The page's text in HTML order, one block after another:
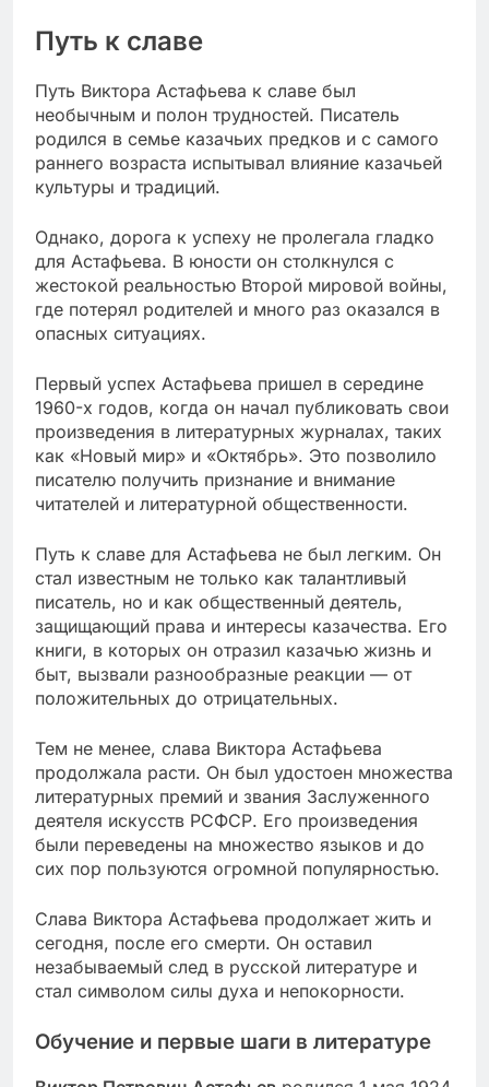
Путь к славе
Путь Виктора Астафьева к славе был
необычным и полон трудностей. Писатель
родился в семье казачьих предков и с самого
раннего возраста испытывал влияние казачьей
культуры и традиций.
Однако, дорога к успеху не пролегала гладко
для Астафьева. В юности он столкнулся с
жестокой реальностью Второй мировой войны,
где потерял родителей и много раз оказался в
опасных ситуациях.
Первый успех Астафьева пришел в середине
1960-х годов, когда он начал публиковать свои
произведения в литературных журналах, таких
как «Новый мир» и «Октябрь». Это позволило
писателю получить признание и внимание
читателей и литературной общественности.
Путь к славе для Астафьева не был легким. Он
стал известным не только как талантливый
писатель, но и как общественный деятель,
защищающий права и интересы казачества. Его
книги, в которых он отразил казачью жизнь и
быт, вызвали разнообразные реакции — от
положительных до отрицательных.
Тем не менее, слава Виктора Астафьева
продолжала расти. Он был удостоен множества
литературных премий и звания Заслуженного
деятеля искусств РСФСР. Его произведения
были переведены на множество языков и до
сих пор пользуются огромной популярностью.
Слава Виктора Астафьева продолжает жить и
сегодня, после его смерти. Он оставил
незабываемый след в русской литературе и
стал символом силы духа и непокорности.
Обучение и первые шаги в литературе